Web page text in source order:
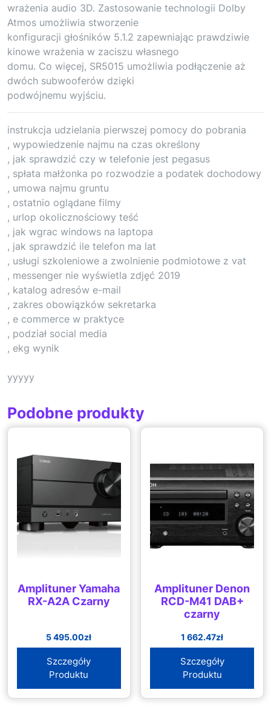
wrażenia audio 3D. Zastosowanie technologii Dolby
Atmos umożliwia stworzenie
konfiguracji głośników 5.1.2 zapewniając prawdziwie
kinowe wrażenia w zaciszu własnego
domu. Co więcej, SR5015 umożliwia podłączenie aż
dwóch subwooferów dzięki
podwójnemu wyjściu.
instrukcja udzielania pierwszej pomocy do pobrania
, wypowiedzenie najmu na czas określony
, jak sprawdzić czy w telefonie jest pegasus
, spłata małżonka po rozwodzie a podatek dochodowy
, umowa najmu gruntu
, ostatnio oglądane filmy
, urlop okolicznościowy teść
, jak wgrac windows na laptopa
, jak sprawdzić ile telefon ma lat
, usługi szkoleniowe a zwolnienie podmiotowe z vat
, messenger nie wyświetla zdjęć 2019
, katalog adresów e-mail
, zakres obowiązków sekretarka
, e commerce w praktyce
, podział social media
, ekg wynik
yyyyy
Podobne produkty
Amplituner Yamaha
RX-A2A Czarny
5 495.00zł
Szczegóły
Produktu
Amplituner Denon
RCD-M41 DAB+
czarny
1 662.47zł
Szczegóły
Produktu